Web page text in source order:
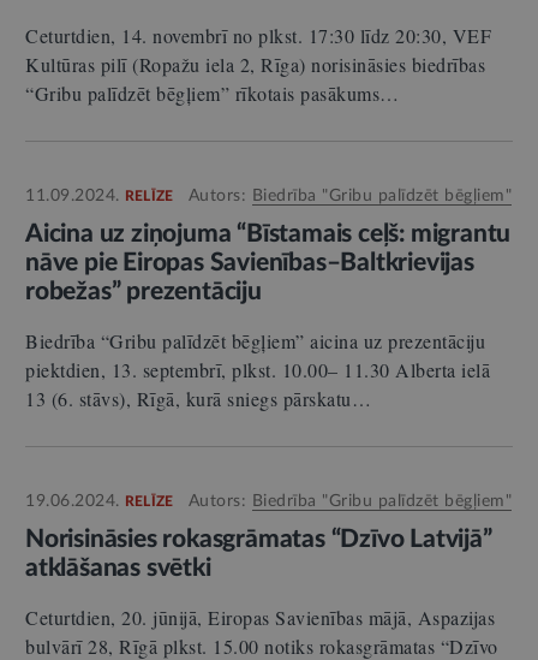
Ceturtdien, 14. novembrī no plkst. 17:30 līdz 20:30, VEF
Kultūras pilī (Ropažu iela 2, Rīga) norisināsies biedrības
“Gribu palīdzēt bēgļiem” rīkotais pasākums…
11.09.2024. RELĪZE Autors: Biedrība "Gribu palīdzēt bēgļiem"
Aicina uz ziņojuma “Bīstamais ceļš: migrantu
nāve pie Eiropas Savienības–Baltkrievijas
robežas” prezentāciju
Biedrība “Gribu palīdzēt bēgļiem” aicina uz prezentāciju
piektdien, 13. septembrī, plkst. 10.00– 11.30 Alberta ielā
13 (6. stāvs), Rīgā, kurā sniegs pārskatu…
19.06.2024. RELĪZE Autors: Biedrība "Gribu palīdzēt bēgļiem"
Norisināsies rokasgrāmatas “Dzīvo Latvijā”
atklāšanas svētki
Ceturtdien, 20. jūnijā, Eiropas Savienības mājā, Aspazijas
bulvārī 28, Rīgā plkst. 15.00 notiks rokasgrāmatas “Dzīvo